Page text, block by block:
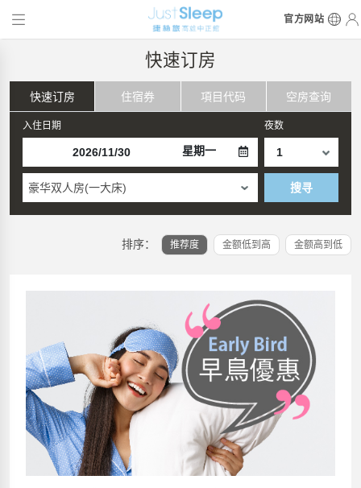
官方网站
快速订房
快速订房 住宿券 項目代码 空房查询
入住日期
星期一
夜数
豪华双人房(一大床) 搜寻
排序： 推荐度 金额低到高 金额高到低